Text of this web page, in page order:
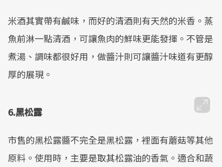
米酒其實帶有鹹味，而好的清酒則有天然的米香。蒸
魚前淋一點清酒，可讓魚肉的鮮味更能發揮。不管是
煮湯、調味都很好用，做醬汁則可讓醬汁味道有更醇
厚的展現。
6.黑松露
市售的黑松露醬不完全是黑松露，裡面有蘑菇等其他
原料。使用時，主要是取其松露油的香氣。適合和蔬